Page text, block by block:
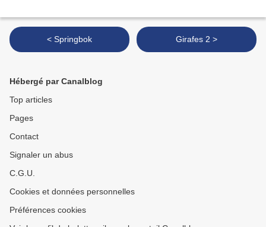
< Springbok Girafes 2 >
Hébergé par Canalblog
Top articles
Pages
Contact
Signaler un abus
C.G.U.
Cookies et données personnelles
Préférences cookies